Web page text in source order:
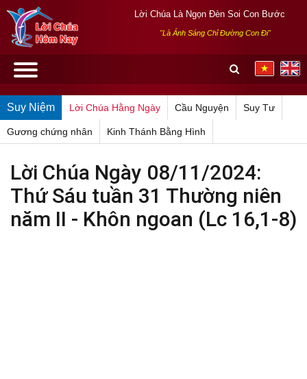
Lời Chúa Là Ngọn Đèn Soi Con Bước
"Là Ánh Sáng Chỉ Đường Con Đi"
Suy Niệm Lời Chúa Hằng Ngày Cầu Nguyện Suy Tư
Gương chứng nhân Kinh Thánh Bằng Hình
Lời Chúa Ngày 08/11/2024:
Thứ Sáu tuần 31 Thường niên
năm II - Khôn ngoan (Lc 16,1-8)